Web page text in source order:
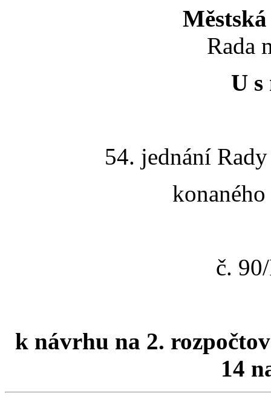
Rada
U s
54. jednání
č.
k návrhu na 2.
14